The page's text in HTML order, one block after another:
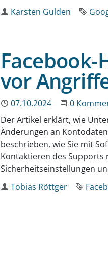
Autor
Karsten Gulden
Facebook-
vor
Publiziert
07.10.2024 Beginne
0
Der Artikel erklärt, wie
Änderungen an
beschrieben, wie Sie mit
Kontaktieren des Supports
Sicherheitseinstellungen
Autor
Tobias Röttger